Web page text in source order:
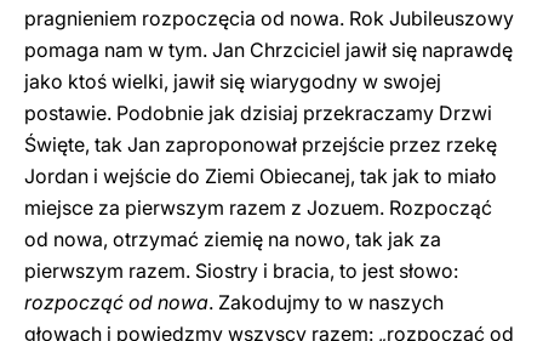
pragnieniem rozpoczęcia od nowa. Rok Jubileuszowy
pomaga nam w tym. Jan Chrzciciel jawił się naprawdę
jako ktoś wielki, jawił się wiarygodny w swojej
postawie. Podobnie jak dzisiaj przekraczamy Drzwi
Święte, tak Jan zaproponował przejście przez rzekę
Jordan i wejście do Ziemi Obiecanej, tak jak to miało
miejsce za pierwszym razem z Jozuem. Rozpocząć
od nowa, otrzymać ziemię na nowo, tak jak za
pierwszym razem. Siostry i bracia, to jest słowo:
rozpocząć od nowa. Zakodujmy to w naszych
głowach i powiedzmy wszyscy razem: „rozpocząć od